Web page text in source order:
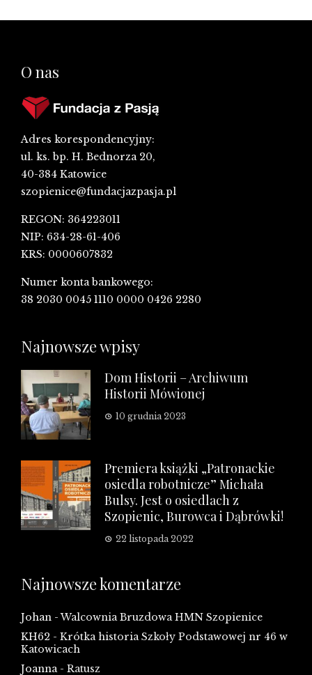
O nas
Adres korespondencyjny:
ul. ks. bp. H. Bednorza 20,
40-384 Katowice
szopienice@fundacjazpasja.pl
REGON: 364223011
NIP: 634-28-61-406
KRS: 0000607832
Numer konta bankowego:
38 2030 0045 1110 0000 0426 2280
Najnowsze wpisy
Dom Historii – Archiwum
Historii Mówionej
10 grudnia 2023
Premiera książki „Patronackie
osiedla robotnicze” Michała
Bulsy. Jest o osiedlach z
Szopienic, Burowca i Dąbrówki!
22 listopada 2022
Najnowsze komentarze
Johan -Walcownia Bruzdowa HMN Szopienice
KH62 - Krótka historia Szkoły Podstawowej nr 46 w
Katowicach
Joanna- Ratusz